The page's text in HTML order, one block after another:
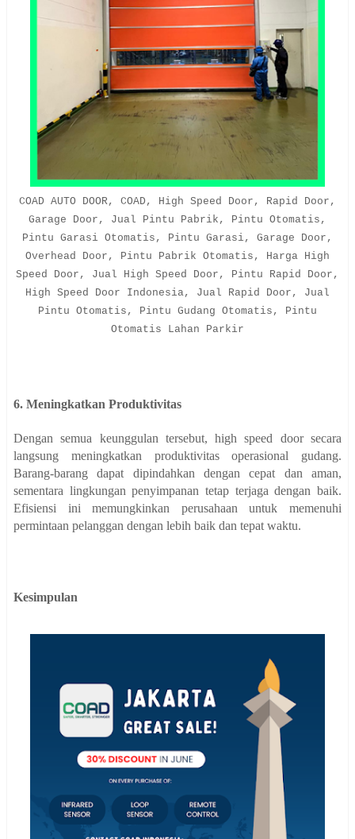
COAD AUTO DOOR, COAD, High Speed Door, Rapid Door,
Garage Door, Jual Pintu Pabrik, Pintu Otomatis,
Pintu Garasi Otomatis, Pintu Garasi, Garage Door,
Overhead Door, Pintu Pabrik Otomatis, Harga High
Speed Door, Jual High Speed Door, Pintu Rapid Door,
High Speed Door Indonesia, Jual Rapid Door, Jual
Pintu Otomatis, Pintu Gudang Otomatis, Pintu
Otomatis Lahan Parkir
6. Meningkatkan Produktivitas
Dengan semua keunggulan tersebut, high speed door secara
langsung meningkatkan produktivitas operasional gudang.
Barang-barang dapat dipindahkan dengan cepat dan aman,
sementara lingkungan penyimpanan tetap terjaga dengan baik.
Efisiensi ini memungkinkan perusahaan untuk memenuhi
permintaan pelanggan dengan lebih baik dan tepat waktu.
Kesimpulan